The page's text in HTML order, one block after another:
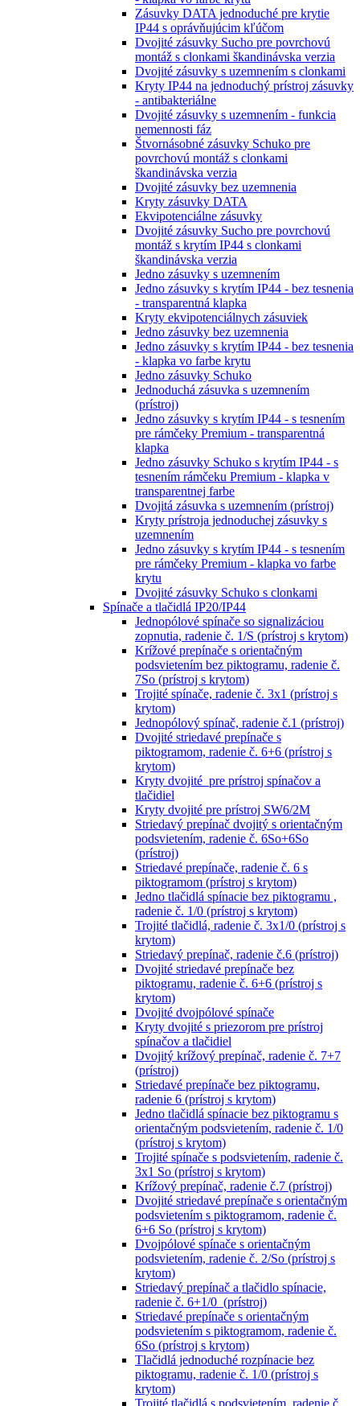
Zásuvky DATA jednoduché pre krytie
IP44 s oprávňujúcim kľúčom
Dvojité zásuvky Sucho pre povrchovú
montáž s clonkami škandinávska verzia
Dvojité zásuvky s uzemnením s clonkami
Kryty IP44 na jednoduchý prístroj zásuvky
- antibakteriálne
Dvojité zásuvky s uzemnením - funkcia
nemennosti fáz
Štvornásobné zásuvky Schuko pre
povrchovú montáž s clonkami
škandinávska verzia
Dvojité zásuvky bez uzemnenia
Kryty zásuvky DATA
Ekvipotenciálne zásuvky
Dvojité zásuvky Sucho pre povrchovú
montáž s krytím IP44 s clonkami
škandinávska verzia
Jedno zásuvky s uzemnením
Jedno zásuvky s krytím IP44 - bez tesnenia
- transparentná klapka
Kryty ekvipotenciálnych zásuviek
Jedno zásuvky bez uzemnenia
Jedno zásuvky s krytím IP44 - bez tesnenia
- klapka vo farbe krytu
Jedno zásuvky Schuko
Jednoduchá zásuvka s uzemnením
(prístroj)
Jedno zásuvky s krytím IP44 - s tesnením
pre rámčeky Premium - transparentná
klapka
Jedno zásuvky Schuko s krytím IP44 - s
tesnením rámčeku Premium - klapka v
transparentnej farbe
Dvojitá zásuvka s uzemnením (prístroj)
Kryty prístroja jednoduchej zásuvky s
uzemnením
Jedno zásuvky s krytím IP44 - s tesnením
pre rámčeky Premium - klapka vo farbe
krytu
Dvojité zásuvky Schuko s clonkami
Spínače a tlačidlá IP20/IP44
Jednopólové spínače so signalizáciou
zopnutia, radenie č. 1/S (prístroj s krytom)
Krížové prepínače s orientačným
podsvietením bez piktogramu, radenie č.
7So (prístroj s krytom)
Trojité spínače, radenie č. 3x1 (prístroj s
krytom)
Jednopólový spínač, radenie č.1 (prístroj)
Dvojité striedavé prepínače s
piktogramom, radenie č. 6+6 (prístroj s
krytom)
Kryty dvojité pre prístroj spínačov a
tlačidiel
Kryty dvojité pre prístroj SW6/2M
Striedavý prepínač dvojitý s orientačným
podsvietením, radenie č. 6So+6So
(prístroj)
Striedavé prepínače, radenie č. 6 s
piktogramom (prístroj s krytom)
Jedno tlačidlá spínacie bez piktogramu ,
radenie č. 1/0 (prístroj s krytom)
Trojité tlačidlá, radenie č. 3x1/0 (prístroj s
krytom)
Striedavý prepínač, radenie č.6 (prístroj)
Dvojité striedavé prepínače bez
piktogramu, radenie č. 6+6 (prístroj s
krytom)
Dvojité dvojpólové spínače
Kryty dvojité s priezorom pre prístroj
spínačov a tlačidiel
Dvojitý krížový prepínač, radenie č. 7+7
(prístroj)
Striedavé prepínače bez piktogramu,
radenie 6 (prístroj s krytom)
Jedno tlačidlá spínacie bez piktogramu s
orientačným podsvietením, radenie č. 1/0
(prístroj s krytom)
Trojité spínače s podsvietením, radenie č.
3x1 So (prístroj s krytom)
Krížový prepínač, radenie č.7 (prístroj)
Dvojité striedavé prepínače s orientačným
podsvietením s piktogramom, radenie č.
6+6 So (prístroj s krytom)
Dvojpólové spínače s orientačným
podsvietením, radenie č. 2/So (prístroj s
krytom)
Striedavý prepínač a tlačidlo spínacie,
radenie č. 6+1/0 (prístroj)
Striedavé prepínače s orientačným
podsvietením s piktogramom, radenie č.
6So (prístroj s krytom)
Tlačidlá jednoduché rozpínacie bez
piktogramu, radenie č. 1/0 (prístroj s
krytom)
Trojité tlačidlá s podsvietením, radenie č.